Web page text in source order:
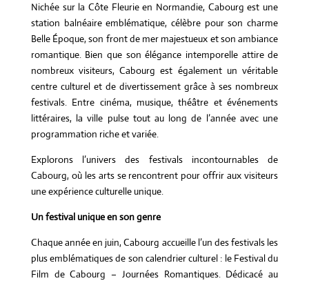
Nichée sur la Côte Fleurie en Normandie, Cabourg est une
station balnéaire emblématique, célèbre pour son charme
Belle Époque, son front de mer majestueux et son ambiance
romantique. Bien que son élégance intemporelle attire de
nombreux visiteurs, Cabourg est également un véritable
centre culturel et de divertissement grâce à ses nombreux
festivals. Entre cinéma, musique, théâtre et événements
littéraires, la ville pulse tout au long de l’année avec une
programmation riche et variée.
Explorons l’univers des festivals incontournables de
Cabourg, où les arts se rencontrent pour offrir aux visiteurs
une expérience culturelle unique.
Un festival unique en son genre
Chaque année en juin, Cabourg accueille l’un des festivals les
plus emblématiques de son calendrier culturel : le Festival du
Film de Cabourg – Journées Romantiques. Dédicacé au